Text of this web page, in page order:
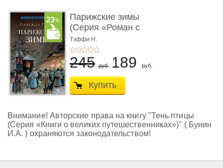
Парижские зимы
(Серия «Роман с
книгой»)
Тэффи Н.
245 руб. 189 руб.
Купить
Внимание! Авторские права на книгу "Тень птицы
(Серия «Книги о великих путешественниках»)" ( Бунин
И.А. ) охраняются законодательством!